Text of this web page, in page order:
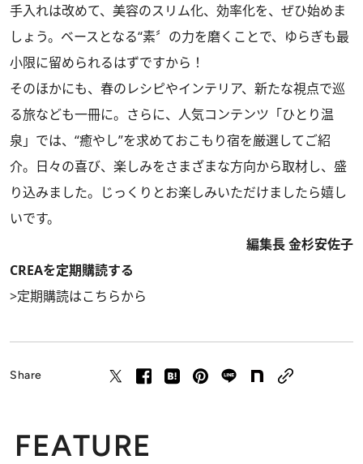
手入れは改めて、美容のスリム化、効率化を、ぜひ始めま
しょう。ベースとなる“素〞の力を磨くことで、ゆらぎも最
小限に留められるはずですから！
そのほかにも、春のレシピやインテリア、新たな視点で巡
る旅なども一冊に。さらに、人気コンテンツ「ひとり温
泉」では、“癒やし”を求めておこもり宿を厳選してご紹
介。日々の喜び、楽しみをさまざまな方向から取材し、盛
り込みました。じっくりとお楽しみいただけましたら嬉し
いです。
編集長 金杉安佐子
CREAを定期購読する
>定期購読はこちらから
Share
FEATURE